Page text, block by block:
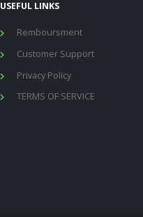
USEFUL LINKS
Remboursment
Customer Support
Privacy Policy
TERMS OF SERVICE